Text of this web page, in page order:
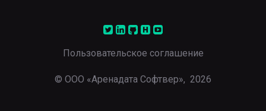
© ООО «Аренадата Софтвер», 2026
Пользовательское соглашение